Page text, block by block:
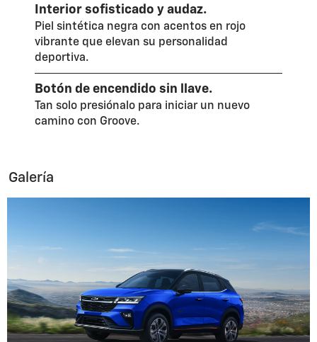
Interior sofisticado y audaz.
Piel sintética negra con acentos en rojo
vibrante que elevan su personalidad
deportiva.
Botón de encendido sin llave.
Tan solo presiónalo para iniciar un nuevo
camino con Groove.
Galería